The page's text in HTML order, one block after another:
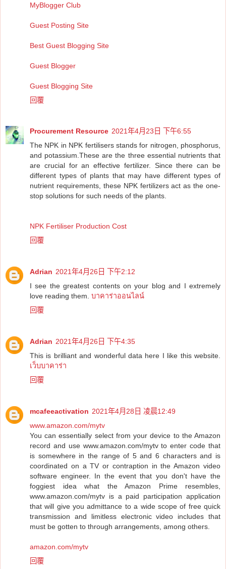
MyBlogger Club
Guest Posting Site
Best Guest Blogging Site
Guest Blogger
Guest Blogging Site
回覆
Procurement Resource 2021年4月23日 下午6:55
The NPK in NPK fertilisers stands for nitrogen, phosphorus,
and potassium.These are the three essential nutrients that
are crucial for an effective fertilizer. Since there can be
different types of plants that may have different types of
nutrient requirements, these NPK fertilizers act as the one-
stop solutions for such needs of the plants.
NPK Fertiliser Production Cost
回覆
Adrian 2021年4月26日 下午2:12
I see the greatest contents on your blog and I extremely
love reading them. บาคาร่าออนไลน์
回覆
Adrian 2021年4月26日 下午4:35
This is brilliant and wonderful data here I like this website.
เว็บบาคาร่า
回覆
mcafeeactivation 2021年4月28日 凌晨12:49
www.amazon.com/mytv
You can essentially select from your device to the Amazon
record and use www.amazon.com/mytv to enter code that
is somewhere in the range of 5 and 6 characters and is
coordinated on a TV or contraption in the Amazon video
software engineer. In the event that you don't have the
foggiest idea what the Amazon Prime resembles,
www.amazon.com/mytv is a paid participation application
that will give you admittance to a wide scope of free quick
transmission and limitless electronic video includes that
must be gotten to through arrangements, among others.
amazon.com/mytv
回覆